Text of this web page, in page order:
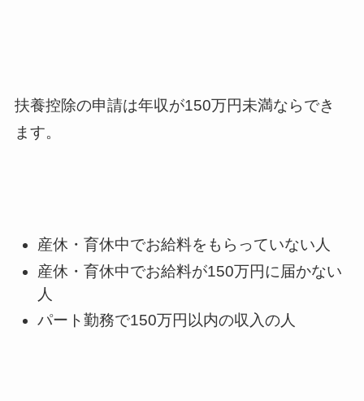
扶養控除の申請は年収が150万円未満ならでき
ます。
産休・育休中でお給料をもらっていない人
産休・育休中でお給料が150万円に届かない
人
パート勤務で150万円以内の収入の人